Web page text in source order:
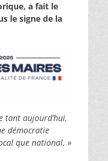
a fait le
le signe de la
tant aujourd’hui,
démocratie
que national. »